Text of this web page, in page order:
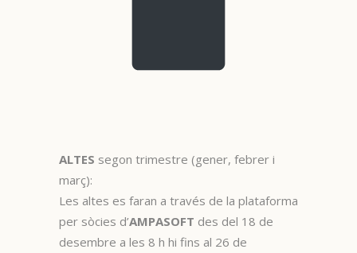
ALTES segon trimestre (gener, febrer i
març):
Les altes es faran a través de la plataforma
per sòcies d’AMPASOFT des del 18 de
desembre a les 8 h hi fins al 26 de